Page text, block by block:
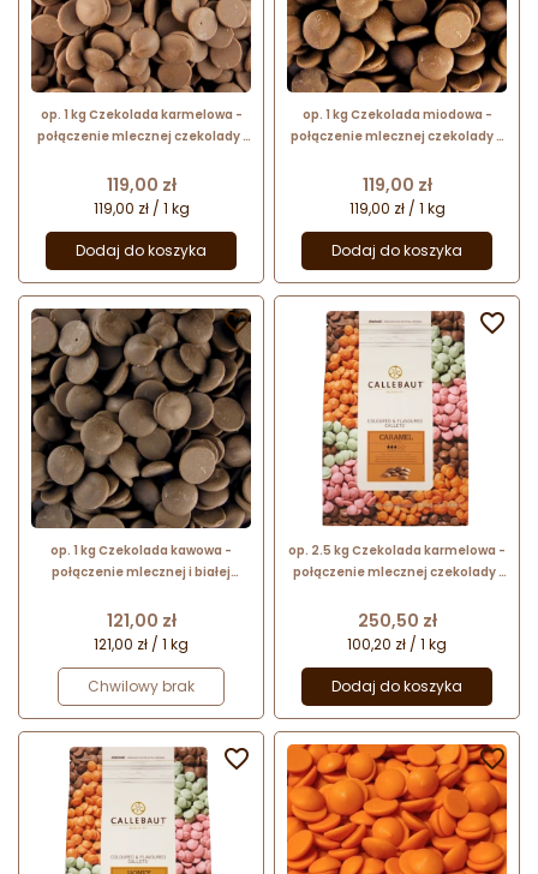
op. 1 kg Czekolada karmelowa -
połączenie mlecznej czekolady i
Callebaut
Cena
119,00 zł
119,00 zł / 1 kg
Dodaj do koszyka
op. 1 kg Czekolada miodowa -
połączenie mlecznej czekolady z
Callebaut
Cena
119,00 zł
119,00 zł / 1 kg
Dodaj do koszyka
op. 1 kg Czekolada kawowa -
połączenie mlecznej i białej
Callets™ Callebaut
Cena
121,00 zł
121,00 zł / 1 kg
Chwilowy brak

op. 2.5 kg Czekolada karmelowa -
połączenie mlecznej czekolady i
Callebaut
Cena
250,50 zł
100,20 zł / 1 kg
Dodaj do koszyka

 